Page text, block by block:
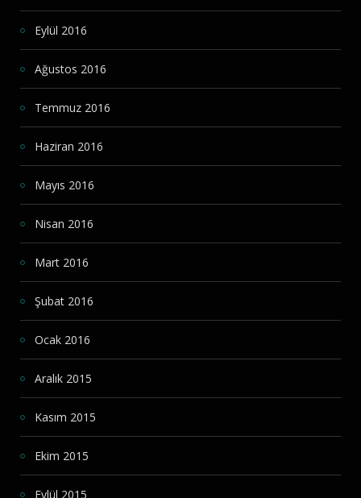
Eylül 2016
Ağustos 2016
Temmuz 2016
Haziran 2016
Mayıs 2016
Nisan 2016
Mart 2016
Şubat 2016
Ocak 2016
Aralık 2015
Kasım 2015
Ekim 2015
Eylül 2015